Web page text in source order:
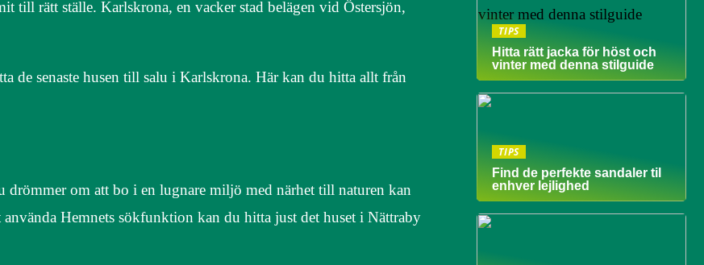
till rätt ställe. Karlskrona, en vacker stad belägen vid Östersjön,
de senaste husen till salu i Karlskrona. Här kan du hitta allt från
om att bo i en lugnare miljö med närhet till naturen kan
Hemnets sökfunktion kan du hitta just det huset i Nättraby
TIPS
Hitta rätt jacka för höst och
vinter med denna stilguide
TIPS
Find de perfekte sandaler til
enhver lejlighed